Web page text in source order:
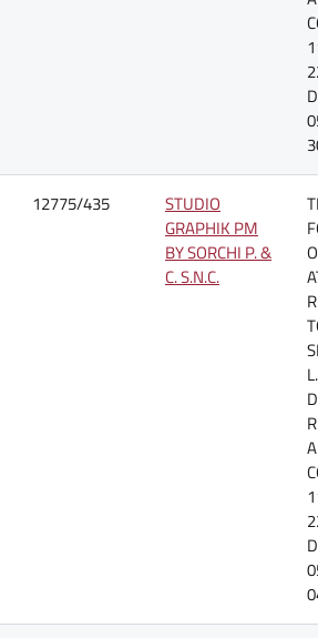
12775/435
STUDIO
GRAPHIK PM
BY SORCHI P. &
C. S.N.C.